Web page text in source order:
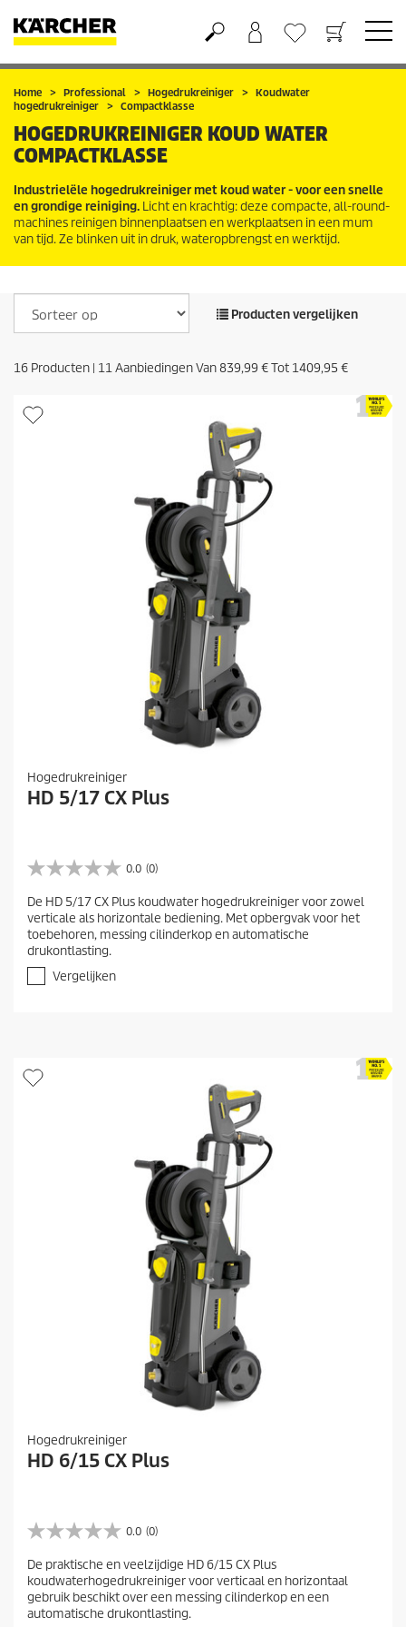
Boodschappenmandje
Verlanglijstje
Home Professional Hogedrukreiniger
Koudwater
hogedrukreiniger
Compactklasse
HOGEDRUKREINIGER KOUD WATER
COMPACTKLASSE
Industrielële hogedrukreiniger met koud water - voor een snelle
en grondige reiniging. Licht en krachtig: deze compacte, all-round-
machines reinigen binnenplaatsen en werkplaatsen in een mum
van tijd. Ze blinken uit in druk, wateropbrengst en werktijd.
Producten vergelijken
16 Producten | 11Aanbiedingen Van839,99 €Tot 1409,95 €
Hogedrukreiniger
HD 5/17 CX Plus
0.0 (0)
0
0
v
a
n
e
r
r
De HD 5/17 CX Plus koudwater hogedrukreiniger voor zowel
verticale als horizontale bediening. Met opbergvak voor het
toebehoren, messing cilinderkop en automatische
drukontlasting.
Vergelijken
Hogedrukreiniger
HD 6/15 CX Plus
0.0 (0)
0
0
v
a
n
De praktische en veelzijdige HD 6/15 CX Plus
koudwaterhogedrukreiniger voor verticaal en horizontaal
gebruik beschikt over een messing cilinderkop en een
automatische drukontlasting.